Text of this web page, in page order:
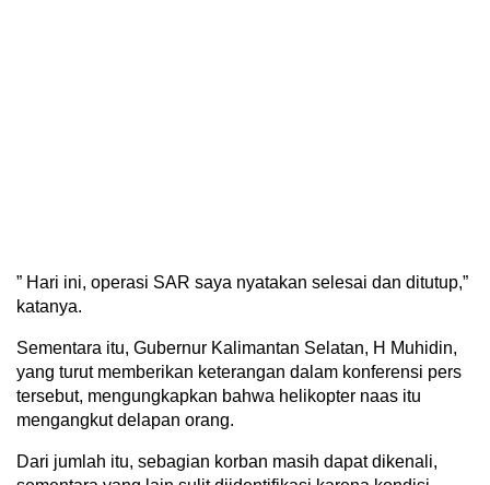
” Hari ini, operasi SAR saya nyatakan selesai dan ditutup,”
katanya.
Sementara itu, Gubernur Kalimantan Selatan, H Muhidin,
yang turut memberikan keterangan dalam konferensi pers
tersebut, mengungkapkan bahwa helikopter naas itu
mengangkut delapan orang.
Dari jumlah itu, sebagian korban masih dapat dikenali,